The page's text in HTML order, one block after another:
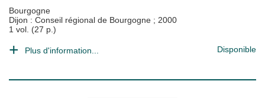
Bourgogne
Dijon : Conseil régional de Bourgogne ; 2000
1 vol. (27 p.)
Plus d'information... Disponible